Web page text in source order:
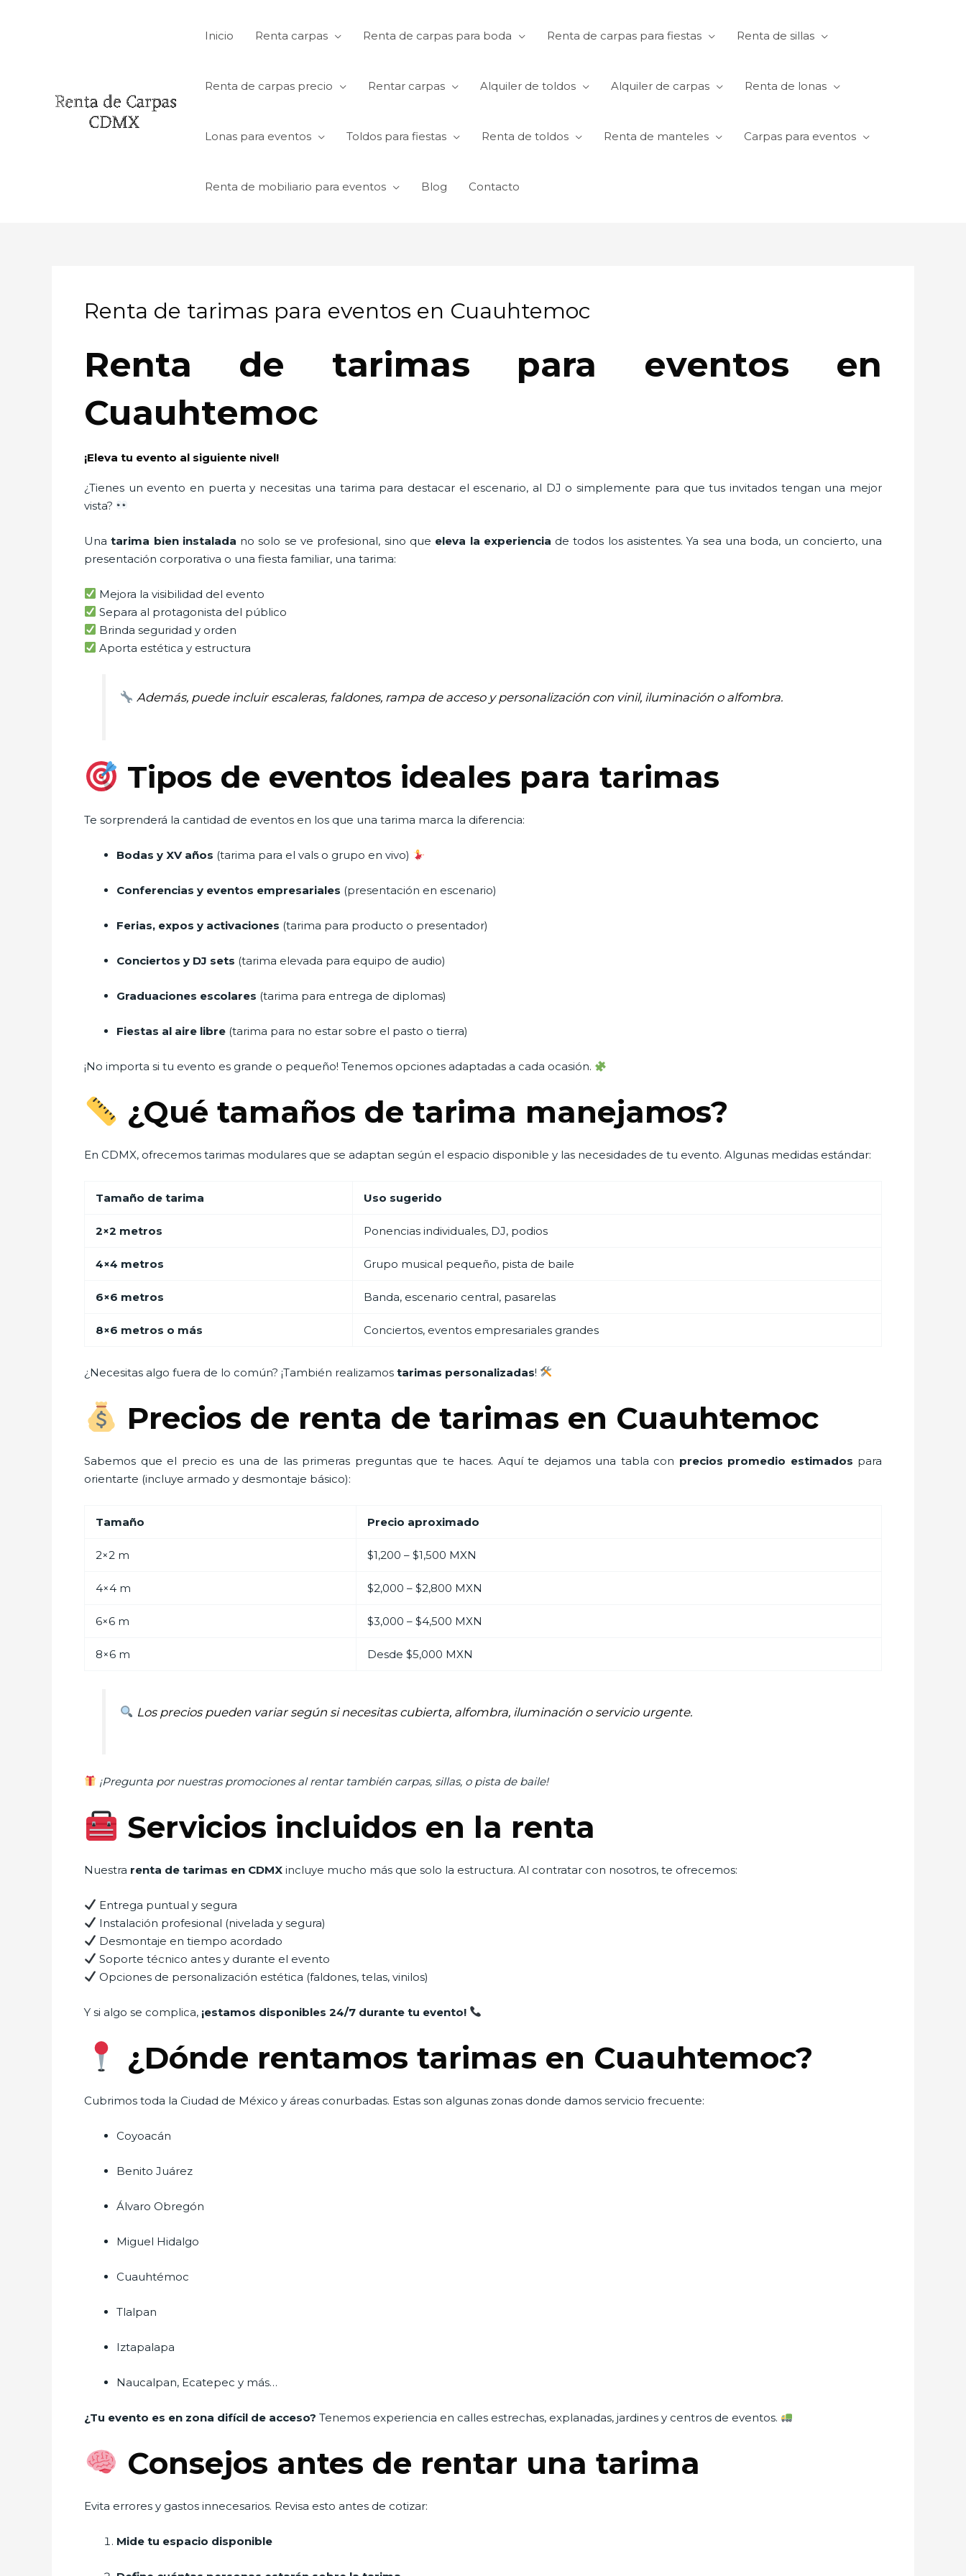
Inicio Renta carpas Renta de carpas para boda Renta de carpas para fiestas Renta de sillas
Renta de carpas precio Rentar carpas Alquiler de toldos Alquiler de carpas Renta de lonas
Lonas para eventos Toldos para fiestas Renta de toldos Renta de manteles Carpas para eventos
Renta de mobiliario para eventos Blog Contacto
Renta de tarimas para eventos en Cuauhtemoc
Renta de tarimas para eventos en
Cuauhtemoc
¡Eleva tu evento al siguiente nivel!
¿Tienes un evento en puerta y necesitas una tarima para destacar el escenario, al DJ o simplemente para que tus invitados tengan una mejor
vista?
Unatarima bien instalada no solo se ve profesional, sino que eleva la experiencia de todos los asistentes. Ya sea una boda, un concierto, una
presentación corporativa o una fiesta familiar, una tarima:
Mejora la visibilidad del evento
Separa al protagonista del público
Brinda seguridad y orden
Aporta estética y estructura
Además, puede incluir escaleras, faldones, rampa de acceso y personalización con vinil, iluminación o alfombra.
Tipos de eventos ideales para tarimas
Te sorprenderá la cantidad de eventos en los que una tarima marca la diferencia:
Bodas y XV años (tarima para el vals o grupo en vivo)
Conferencias y eventos empresariales (presentación en escenario)
Ferias, expos y activaciones (tarima para producto o presentador)
Conciertos y DJ sets (tarima elevada para equipo de audio)
Graduaciones escolares (tarima para entrega de diplomas)
Fiestas al aire libre (tarima para no estar sobre el pasto o tierra)
¡No importa si tu evento es grande o pequeño! Tenemos opciones adaptadas a cada ocasión.
¿Qué tamaños de tarima manejamos?
En CDMX, ofrecemos tarimas modulares que se adaptan según el espacio disponible y las necesidades de tu evento. Algunas medidas estándar:
Tamaño de tarima Uso sugerido
2×2 metros Ponencias individuales, DJ, podios
4×4 metros Grupo musical pequeño, pista de baile
6×6 metros Banda, escenario central, pasarelas
8×6 metros o más Conciertos, eventos empresariales grandes
¿Necesitas algo fuera de lo común? ¡También realizamos tarimas personalizadas!
Precios de renta de tarimas en Cuauhtemoc
Sabemos que el precio es una de las primeras preguntas que te haces. Aquí te dejamos una tabla con precios promedio estimados para
orientarte (incluye armado y desmontaje básico):
Tamaño Precio aproximado
2×2 m $1,200 – $1,500 MXN
4×4 m $2,000 – $2,800 MXN
6×6 m $3,000 – $4,500 MXN
8×6 m Desde $5,000 MXN
Los precios pueden variar según si necesitas cubierta, alfombra, iluminación o servicio urgente.
¡Pregunta por nuestras promociones al rentar también carpas, sillas, o pista de baile!
Servicios incluidos en la renta
Nuestra renta de tarimas en CDMX incluye mucho más que solo la estructura. Al contratar con nosotros, te ofrecemos:
Entrega puntual y segura
Instalación profesional (nivelada y segura)
Desmontaje en tiempo acordado
Soporte técnico antes y durante el evento
Opciones de personalización estética (faldones, telas, vinilos)
Y si algo se complica, ¡estamos disponibles 24/7 durante tu evento!
¿Dónde rentamos tarimas en Cuauhtemoc?
Cubrimos toda la Ciudad de México y áreas conurbadas. Estas son algunas zonas donde damos servicio frecuente:
Coyoacán
Benito Juárez
Álvaro Obregón
Miguel Hidalgo
Cuauhtémoc
Tlalpan
Iztapalapa
Naucalpan, Ecatepec y más…
¿Tu evento es en zona difícil de acceso? Tenemos experiencia en calles estrechas, explanadas, jardines y centros de eventos.
Consejos antes de rentar una tarima
Evita errores y gastos innecesarios. Revisa esto antes de cotizar:
Mide tu espacio disponible